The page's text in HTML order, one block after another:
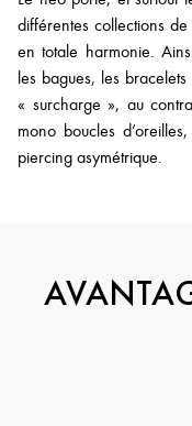
différentes collections
en totale harmonie.
les bagues, les
« surcharge », au
mono boucles
piercing asymétrique.